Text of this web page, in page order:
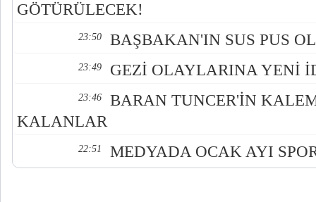
GÖTÜRÜLECEK!
23:50 BAŞBAKAN'IN SUS PUS
23:49 GEZİ OLAYLARINA YENİ
23:46
BARAN TUNCER'İN
KALANLAR
22:51 MEDYADA OCAK AYI